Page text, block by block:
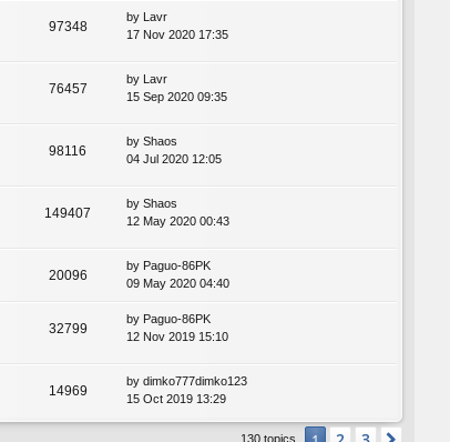
97348
by Lavr
17 Nov 2020 17:35
76457
by Lavr
15 Sep 2020 09:35
98116
by Shaos
04 Jul 2020 12:05
149407
by Shaos
12 May 2020 00:43
20096
by Paguo-86PK
09 May 2020 04:40
32799
by Paguo-86PK
12 Nov 2019 15:10
14969
by dimko777dimko123
15 Oct 2019 13:29
130 topics